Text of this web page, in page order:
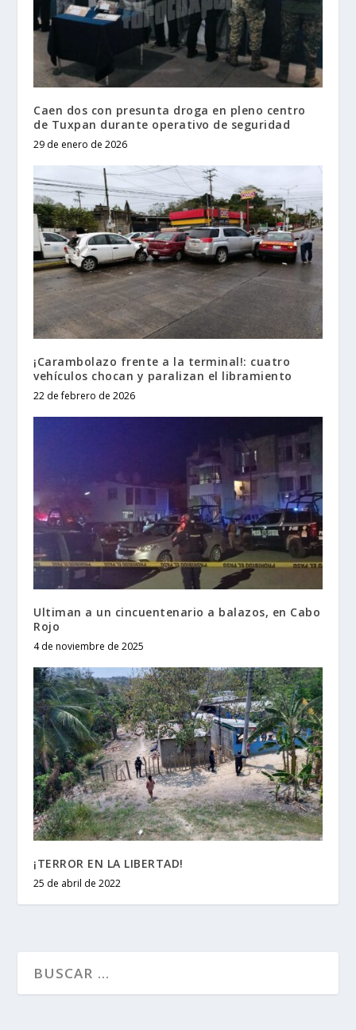
Caen dos con presunta droga en pleno centro
de Tuxpan durante operativo de seguridad
29 de enero de 2026
¡Carambolazo frente a la terminal!: cuatro
vehículos chocan y paralizan el libramiento
22 de febrero de 2026
Ultiman a un cincuentenario a balazos, en Cabo
Rojo
4 de noviembre de 2025
¡TERROR EN LA LIBERTAD!
25 de abril de 2022